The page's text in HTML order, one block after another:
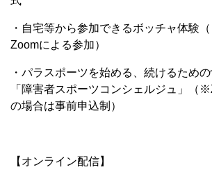
・自宅等から参加できるボッチャ体験
Zoomによる参加）
・パラスポーツを始める、続けるため
「障害者スポーツコンシェルジュ」（
の場合は事前申込制）
【オンライン配信】